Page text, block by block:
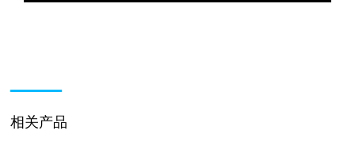
相关产品